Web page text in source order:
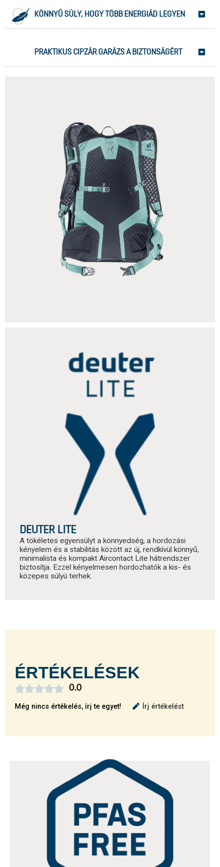
KÖNNYŰ SÚLY, HOGY TÖBB ENERGIÁD LEGYEN
PRAKTIKUS CIPZÁR GARÁZS A BIZTONSÁGÉRT
DEUTER LITE
A tökéletes egyensúlyt a könnyedség, a hordozási
kényelem és a stabilitás között az új, rendkívül könnyű,
minimalista és kompakt Aircontact Lite hátrendszer
biztosítja. Ezzel kényelmesen hordozhatók a kis- és
közepes súlyú terhek.
ÉRTÉKELÉSEK
0.0

Még nincs értékelés, írj te egyet! Írj értékelést